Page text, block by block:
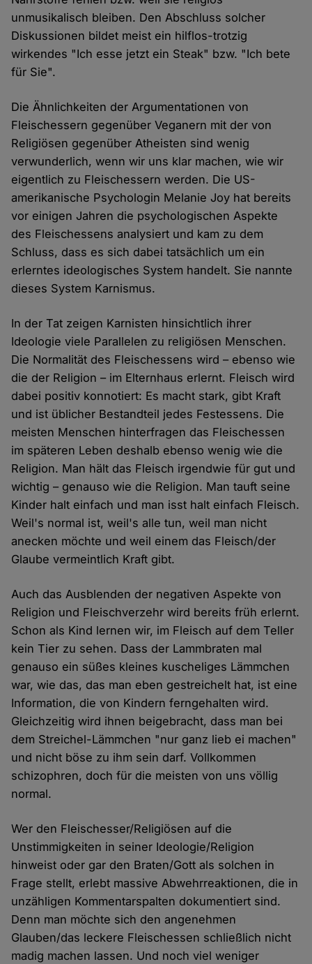
unmusikalisch bleiben. Den Abschluss solcher
Diskussionen bildet meist ein hilflos-trotzig
wirkendes "Ich esse jetzt ein Steak" bzw. "Ich bete
für Sie".
Die Ähnlichkeiten der Argumentationen von
Fleischessern gegenüber Veganern mit der von
Religiösen gegenüber Atheisten sind wenig
verwunderlich, wenn wir uns klar machen, wie wir
eigentlich zu Fleischessern werden. Die US-
amerikanische Psychologin Melanie Joy hat bereits
vor einigen Jahren die psychologischen Aspekte
des Fleischessens analysiert und kam zu dem
Schluss, dass es sich dabei tatsächlich um ein
erlerntes ideologisches System handelt. Sie nannte
dieses System Karnismus.
In der Tat zeigen Karnisten hinsichtlich ihrer
Ideologie viele Parallelen zu religiösen Menschen.
Die Normalität des Fleischessens wird – ebenso wie
die der Religion – im Elternhaus erlernt. Fleisch wird
dabei positiv konnotiert: Es macht stark, gibt Kraft
und ist üblicher Bestandteil jedes Festessens. Die
meisten Menschen hinterfragen das Fleischessen
im späteren Leben deshalb ebenso wenig wie die
Religion. Man hält das Fleisch irgendwie für gut und
wichtig – genauso wie die Religion. Man tauft seine
Kinder halt einfach und man isst halt einfach Fleisch.
Weil's normal ist, weil's alle tun, weil man nicht
anecken möchte und weil einem das Fleisch/der
Glaube vermeintlich Kraft gibt.
Auch das Ausblenden der negativen Aspekte von
Religion und Fleischverzehr wird bereits früh erlernt.
Schon als Kind lernen wir, im Fleisch auf dem Teller
kein Tier zu sehen. Dass der Lammbraten mal
genauso ein süßes kleines kuscheliges Lämmchen
war, wie das, das man eben gestreichelt hat, ist eine
Information, die von Kindern ferngehalten wird.
Gleichzeitig wird ihnen beigebracht, dass man bei
dem Streichel-Lämmchen "nur ganz lieb ei machen"
und nicht böse zu ihm sein darf. Vollkommen
schizophren, doch für die meisten von uns völlig
normal.
Wer den Fleischesser/Religiösen auf die
Unstimmigkeiten in seiner Ideologie/Religion
hinweist oder gar den Braten/Gott als solchen in
Frage stellt, erlebt massive Abwehrreaktionen, die in
unzähligen Kommentarspalten dokumentiert sind.
Denn man möchte sich den angenehmen
Glauben/das leckere Fleischessen schließlich nicht
madig machen lassen. Und noch viel weniger